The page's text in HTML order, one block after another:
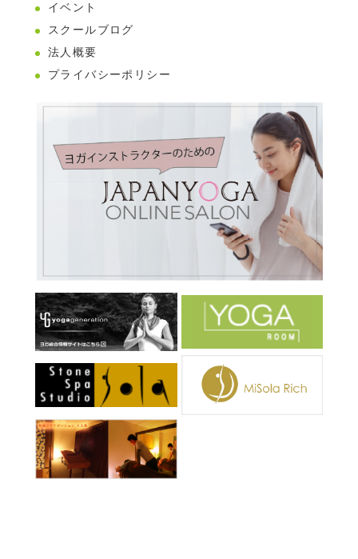
イベント
スクールブログ
法人概要
プライバシーポリシー